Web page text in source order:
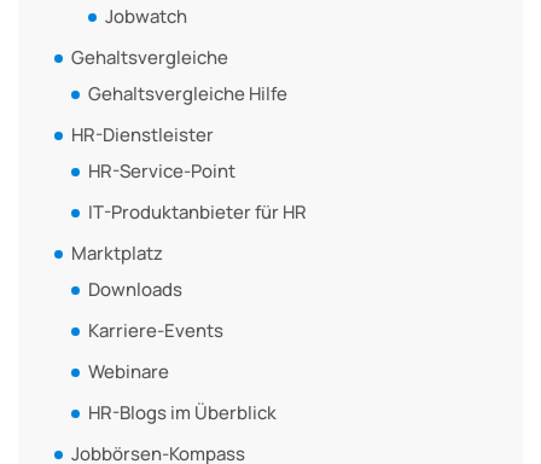
Jobwatch
Gehaltsvergleiche
Gehaltsvergleiche Hilfe
HR-Dienstleister
HR-Service-Point
IT-Produktanbieter für HR
Marktplatz
Downloads
Karriere-Events
Webinare
HR-Blogs im Überblick
Jobbörsen-Kompass